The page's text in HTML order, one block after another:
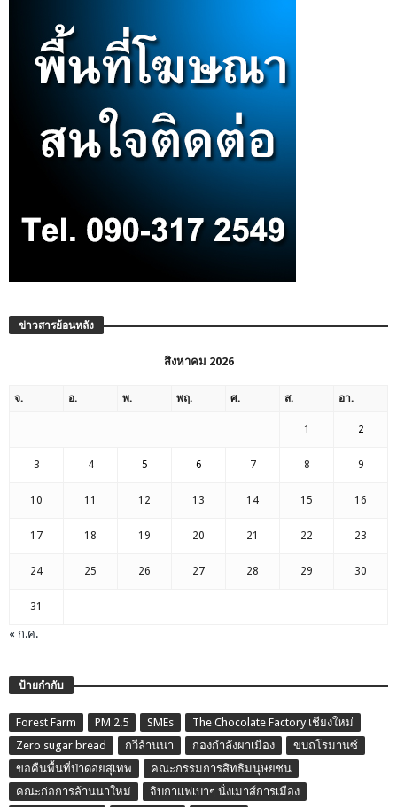
ข่าวสารย้อนหลัง
สิงหาคม 2026
จ. อ. พ. พฤ. ศ. ส. อา.
1 2
3 4 5 6 7 8 9
10 11 12 13 14 15 16
17 18 19 20 21 22 23
24 25 26 27 28 29 30
31
« ก.ค.
ป้ายกำกับ
Forest Farm PM 2.5 SMEs
The Chocolate Factory เชียงใหม่
Zero sugar bread
กวีล้านนา กองกำลังผาเมือง
ขบถโรมานซ์
ขอคืนพื้นที่ป่าดอยสุเทพ
คณะกรรมการสิทธิมนุษยชน
คณะก่อการล้านนาใหม่
จิบกาแฟเบาๆ นั่งเมาส์การเมือง